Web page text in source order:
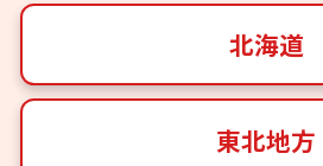
北海道
東北地方